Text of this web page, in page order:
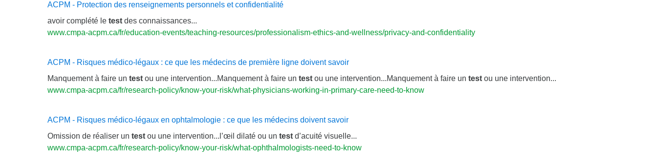
ACPM - Protection des renseignements personnels et confidentialité
avoir complété le test des connaissances...
www.cmpa-acpm.ca/fr/education-events/teaching-resources/professionalism-ethics-and-wellness/privacy-and-confidentiality
ACPM - Risques médico-légaux : ce que les médecins de première ligne doivent savoir
Manquement à faire un test ou une intervention...Manquement à faire un test ou une intervention...Manquement à faire un test ou une intervention...
www.cmpa-acpm.ca/fr/research-policy/know-your-risk/what-physicians-working-in-primary-care-need-to-know
ACPM - Risques médico-légaux en ophtalmologie : ce que les médecins doivent savoir
Omission de réaliser un test ou une intervention...l’œil dilaté ou un test d’acuité visuelle...
www.cmpa-acpm.ca/fr/research-policy/know-your-risk/what-ophthalmologists-need-to-know